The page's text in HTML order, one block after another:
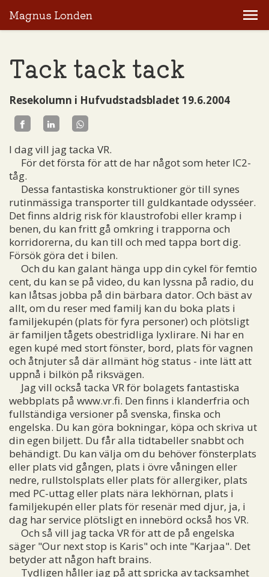
Magnus Londen
Tack tack tack
Resekolumn i Hufvudstadsbladet 19.6.2004
I dag vill jag tacka VR.
För det första för att de har något som heter IC2-
tåg.
Dessa fantastiska konstruktioner gör till synes
rutinmässiga transporter till guldkantade odysséer.
Det finns aldrig risk för klaustrofobi eller kramp i
benen, du kan fritt gå omkring i trapporna och
korridorerna, du kan till och med tappa bort dig.
Försök göra det i bilen.
Och du kan galant hänga upp din cykel för femtio
cent, du kan se på video, du kan lyssna på radio, du
kan låtsas jobba på din bärbara dator. Och bäst av
allt, om du reser med familj kan du boka plats i
familjekupén (plats för fyra personer) och plötsligt
är familjen tågets obestridliga lyxlirare. Ni har en
egen kupé med stort fönster, bord, plats för vagnen
och åtnjuter så där allmänt hög status - inte lätt att
uppnå i bilkön på riksvägen.
Jag vill också tacka VR för bolagets fantastiska
webbplats på www.vr.fi. Den finns i klanderfria och
fullständiga versioner på svenska, finska och
engelska. Du kan göra bokningar, köpa och skriva ut
din egen biljett. Du får alla tidtabeller snabbt och
behändigt. Du kan välja om du behöver fönsterplats
eller plats vid gången, plats i övre våningen eller
nedre, rullstolsplats eller plats för allergiker, plats
med PC-uttag eller plats nära lekhörnan, plats i
familjekupén eller plats för resenär med djur, ja, i
dag har service plötsligt en innebörd också hos VR.
Och så vill jag tacka VR för att de på engelska
säger "Our next stop is Karis" och inte "Karjaa". Det
betyder att någon haft brains.
Tydligen håller jag på att spricka av tacksamhet